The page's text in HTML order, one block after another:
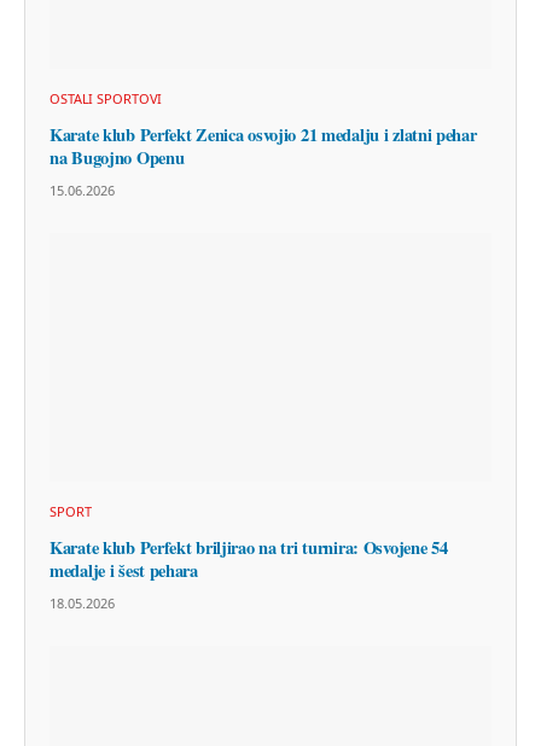
OSTALI SPORTOVI
Karate klub Perfekt Zenica osvojio 21 medalju i zlatni pehar
na Bugojno Openu
15.06.2026
SPORT
Karate klub Perfekt briljirao na tri turnira: Osvojene 54
medalje i šest pehara
18.05.2026